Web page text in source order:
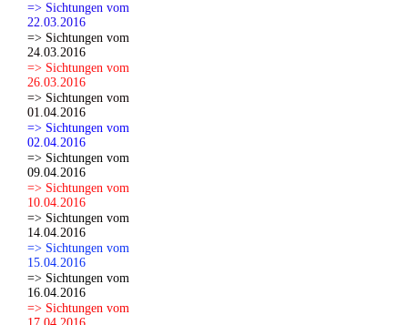
=> Sichtungen vom
22.03.2016
=> Sichtungen vom
24.03.2016
=> Sichtungen vom
26.03.2016
=> Sichtungen vom
01.04.2016
=> Sichtungen vom
02.04.2016
=> Sichtungen vom
09.04.2016
=> Sichtungen vom
10.04.2016
=> Sichtungen vom
14.04.2016
=> Sichtungen vom
15.04.2016
=> Sichtungen vom
16.04.2016
=> Sichtungen vom